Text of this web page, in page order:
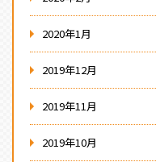
2020年1月
2019年12月
2019年11月
2019年10月